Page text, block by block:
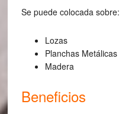
Se puede colocada sobre:
Lozas
Planchas Metálicas
Madera
Beneficios